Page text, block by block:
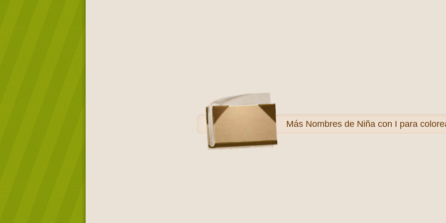
Más Nombres de Niña con I para